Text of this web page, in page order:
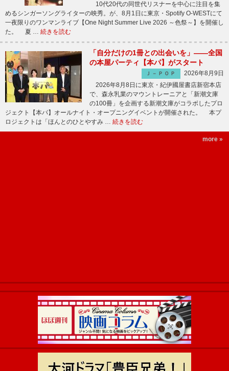
10代20代の同世代リスナーを中心に注目を集
めるシンガーソングライターの映秀。が、8月1日に東京・Spotify O-WESTにて
一夜限りのワンマンライブ【One Night Summer Live 2026 ～色祭～】を開催し
た。 夏 … 続きを読む
「自分だけの1冊との出会いを」――全国
の本屋パーティ【本パ】がスタート
Ｊ－ＰＯＰ
2026年8月9日
2026年8月8日に東京・紀伊國屋書店新宿本店
で、森永乳業のマウントレーニアと「新潮文庫
の100冊」を企画する新潮文庫がコラボしたプロ
ジェクト【本パ】オールナイト・オープニングイベントが開催された。 本プ
ロジェクトは「ほんとのひとやすみ … 続きを読む
more »